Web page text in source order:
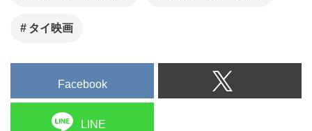
タイ映画
Facebook
LINE